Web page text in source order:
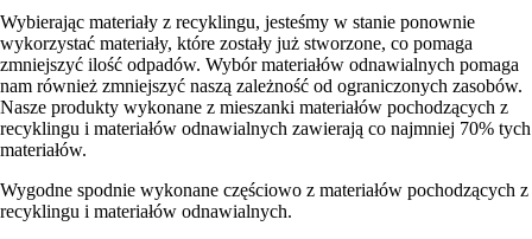
Wybierając materiały z recyklingu, jesteśmy w stanie ponownie
wykorzystać materiały, które zostały już stworzone, co pomaga
zmniejszyć ilość odpadów. Wybór materiałów odnawialnych pomaga
nam również zmniejszyć naszą zależność od ograniczonych zasobów.
Nasze produkty wykonane z mieszanki materiałów pochodzących z
recyklingu i materiałów odnawialnych zawierają co najmniej 70% tych
materiałów.
Wygodne spodnie wykonane częściowo z materiałów pochodzących z
recyklingu i materiałów odnawialnych.